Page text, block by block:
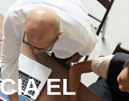
EL